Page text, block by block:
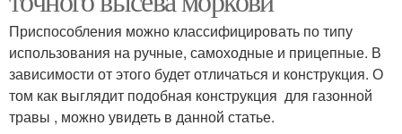
Приспособления можно классифицировать по типу
использования на ручные, самоходные и прицепные. В
зависимости от этого будет отличаться и конструкция. О
том как выглядит подобная конструкция для газонной
травы , можно увидеть в данной статье.